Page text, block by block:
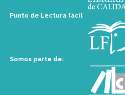
Punto de Lectura fácil
Somos parte de: